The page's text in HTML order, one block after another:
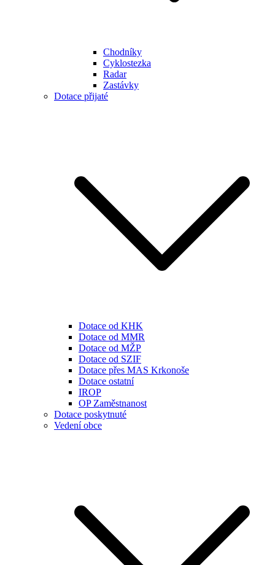
Chodníky
Cyklostezka
Radar
Zastávky
Dotace přijaté
Dotace od KHK
Dotace od MMR
Dotace od MŽP
Dotace od SZIF
Dotace přes MAS Krkonoše
Dotace ostatní
IROP
OP Zaměstnanost
Dotace poskytnuté
Vedení obce